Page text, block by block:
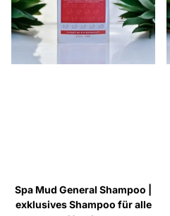
Spa Mud General Shampoo |
exklusives Shampoo für alle